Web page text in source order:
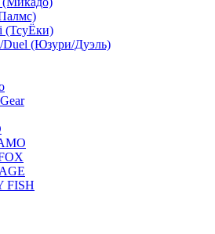
(ТсуЁки)
(Юзури/Дуэль)
FISH